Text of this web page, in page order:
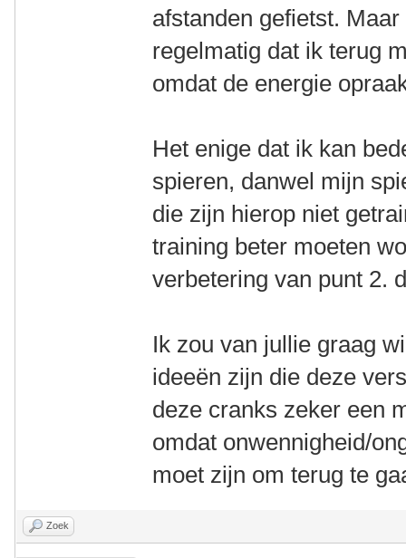
afstanden gefietst.
regelmatig dat ik terug
omdat de energie
Het enige dat ik kan
spieren, danwel mijn
die zijn hierop niet
training beter moeten
verbetering van punt 2.
Ik zou van jullie graag
ideeën zijn die deze
deze cranks zeker een
omdat onwennigheid/
moet zijn om terug te
Zoek